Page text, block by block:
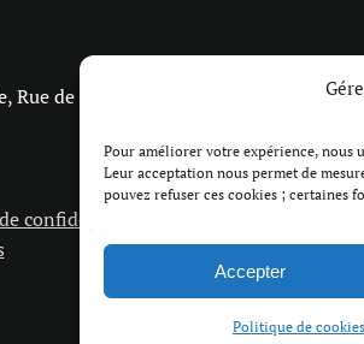
Pour améliorer votre expérience, nous
Leur acceptation nous permet de
pouvez refuser ces cookies ; certaines
Accepter
Politique de cookies
de Bourg 27, 1003 Lausanne
confidentialité